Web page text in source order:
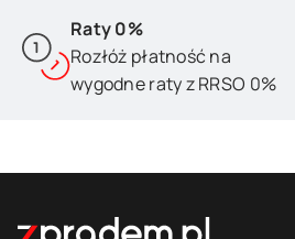
Raty 0%
Rozłóż płatność na
wygodne raty z RRSO 0%